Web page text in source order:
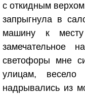
с откидным
запрыгнула в
машину к
замечательное
светофоры мне
улицам, весело
надрывались из